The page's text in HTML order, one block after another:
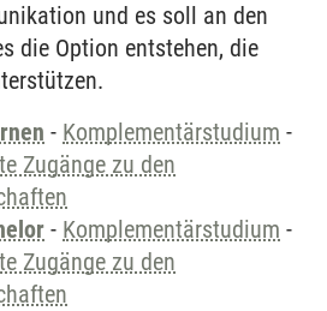
und es soll an den
die Option entstehen, die
- Komplementärstudium -
Zugänge zu den
- Komplementärstudium -
Zugänge zu den